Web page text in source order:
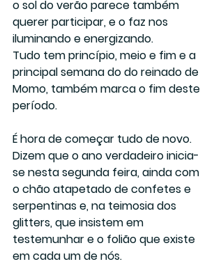
o sol do verão parece também
querer participar, e o faz nos
iluminando e energizando.
Tudo tem princípio, meio e fim e a
principal semana do do reinado de
Momo, também marca o fim deste
período.
É hora de começar tudo de novo.
Dizem que o ano verdadeiro inicia-
se nesta segunda feira, ainda com
o chão atapetado de confetes e
serpentinas e, na teimosia dos
glitters, que insistem em
testemunhar e o folião que existe
em cada um de nós.